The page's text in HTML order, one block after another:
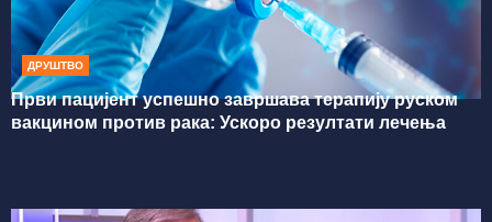
ДРУШТВО
Први пацијент успешно завршава терапију руском
вакцином против рака: Ускоро резултати лечења